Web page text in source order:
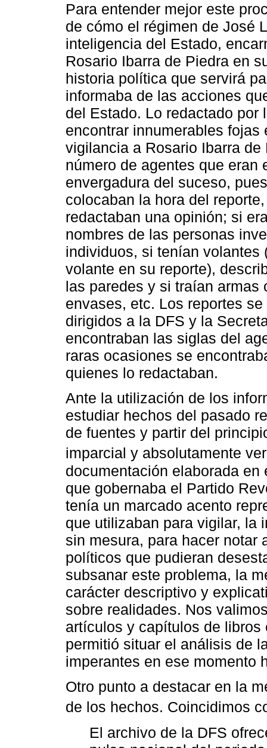
Para entender mejor este
de cómo el régimen de José
inteligencia del Estado,
Rosario Ibarra de Piedra en
historia política que servirá
informaba de las acciones
del Estado. Lo redactado por
encontrar innumerables
vigilancia a Rosario Ibarra
número de agentes que eran
envergadura del suceso,
colocaban la hora del
redactaban una opinión; si
nombres de las personas
individuos, si tenían volantes
volante en su reporte),
las paredes y si traían armas
envases, etc. Los reportes
dirigidos a la DFS y la
encontraban las siglas del
raras ocasiones se
quienes lo redactaban.
Ante la utilización de los
estudiar hechos del pasado
de fuentes y partir del
imparcial y absolutamente
documentación elaborada
que gobernaba el Partido
tenía un marcado acento
que utilizaban para vigilar, la
sin mesura, para hacer notar
políticos que pudieran
subsanar este problema, la
carácter descriptivo y
sobre realidades. Nos
artículos y capítulos de
permitió situar el análisis de
imperantes en ese momento
Otro punto a destacar en la
de los hechos. Coincidimos
El archivo de la DFS